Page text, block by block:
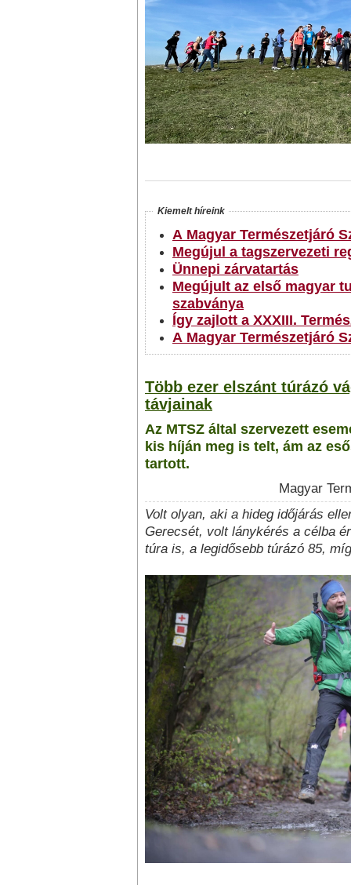
Kiemelt híreink
A Magyar Természetjáró
Megújul a tagszervezeti
Ünnepi zárvatartás
Megújult az első magyar turistatájékoztató jelképek
szabványa
Így zajlott a XXXIII.
A Magyar Természetjáró
Több ezer elszánt túrázó
távjainak
Az MTSZ által szervezett
kis híján meg is telt, ám az
tartott.
Magyar
Volt olyan, aki a hideg időjárás
Gerecsét, volt lánykérés a célba
túra is, a legidősebb túrázó 85,